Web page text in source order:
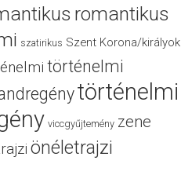
romantikus
szatirikus Szent Korona/királyok
történelmi
történelmi
viccgyűjtemény zene
önéletrajzi